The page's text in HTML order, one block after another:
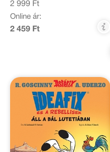
2 999 Ft
Online ár:
2 459 Ft